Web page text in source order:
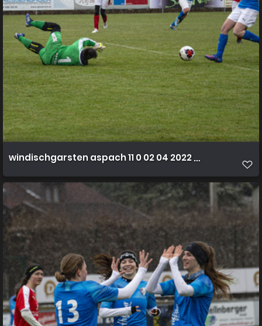
windischgarsten aspach 11 0 02 04 2022 39